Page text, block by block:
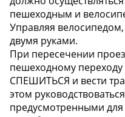
пешеходным и
Управляя
двумя руками.
При пересечении
пешеходному
СПЕШИТЬСЯ и вести
этом
предусмотренными